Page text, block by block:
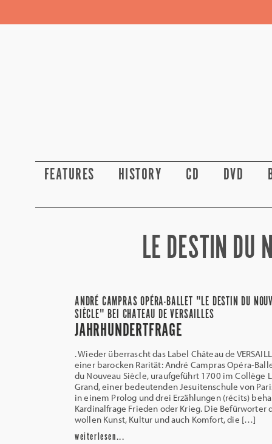
FEATURES HISTORY CD DVD
LE DESTIN DU
ANDRÉ CAMPRAS OPÉRA-BALLET "LE DESTIN DU
SIÈCLE" BEI CHATEAU DE VERSAILLES
JAHRHUNDERTFRAGE
. Wieder überrascht das Label Château de
einer barocken Rarität: André Campras Opéra-
du Nouveau Siècle, uraufgeführt 1700 im Collège
Grand, einer bedeutenden Jesuitenschule von
in einem Prolog und drei Erzählungen (récits)
Kardinalfrage Frieden oder Krieg. Die Befürworter
wollen Kunst, Kultur und auch Komfort, die […]
weiterlesen...